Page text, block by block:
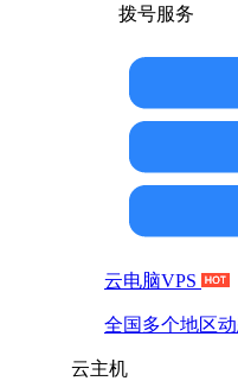
拨号服务
云电脑VPS
全国多个地区
云主机